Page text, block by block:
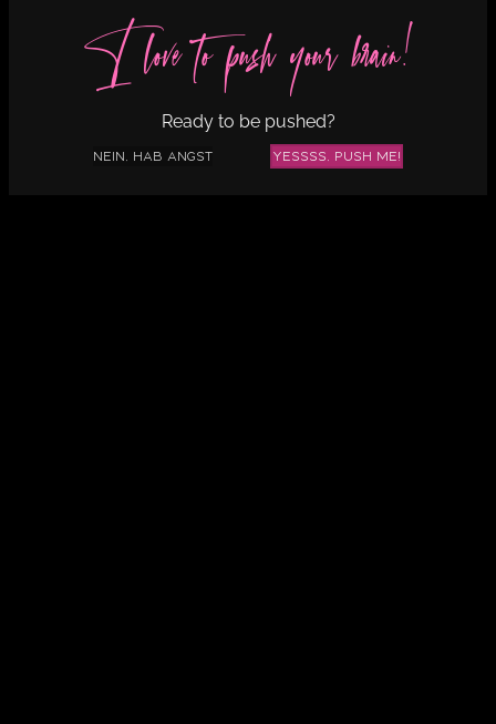
I love to push your brain!
Ready to be pushed?
Nein, hab Angst Yessss, push me!